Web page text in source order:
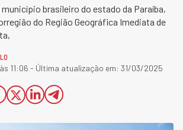
brasileiro do estado da Paraíba,
do Região Geográfica Imediata de
11:06 - Última atualização em: 31/03/2025